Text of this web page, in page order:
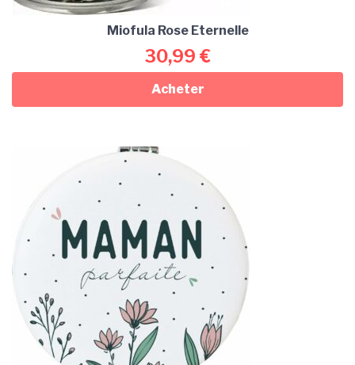
Miofula Rose Eternelle
30,99 €
Acheter